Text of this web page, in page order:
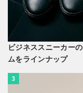
ビジネススニーカー
ムをラインナップ
3